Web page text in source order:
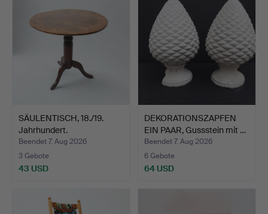
SÄULENTISCH, 18./19.
Jahrhundert.
Beendet 7. Aug 2026
3 Gebote
43 USD
DEKORATIONSZAPFEN
EIN PAAR, Gussstein mit …
Beendet 7. Aug 2026
6 Gebote
64 USD